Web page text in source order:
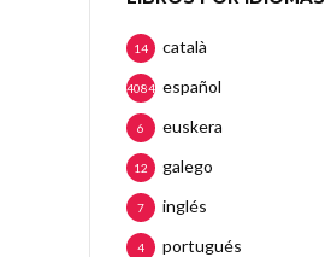
català
14
español
4084
euskera
6
galego
12
inglés
7
portugués
4